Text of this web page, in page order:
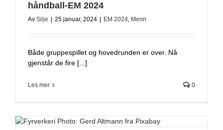
håndball-EM 2024
Av Silje 25 januar, 2024 EM 2024, Menn
Både gruppespillet og hovedrunden er over. Nå
gjenstår de fire [...]
Les mer 0